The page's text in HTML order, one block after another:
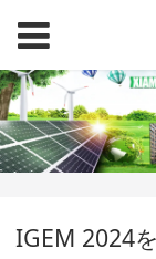
IGEM 2024